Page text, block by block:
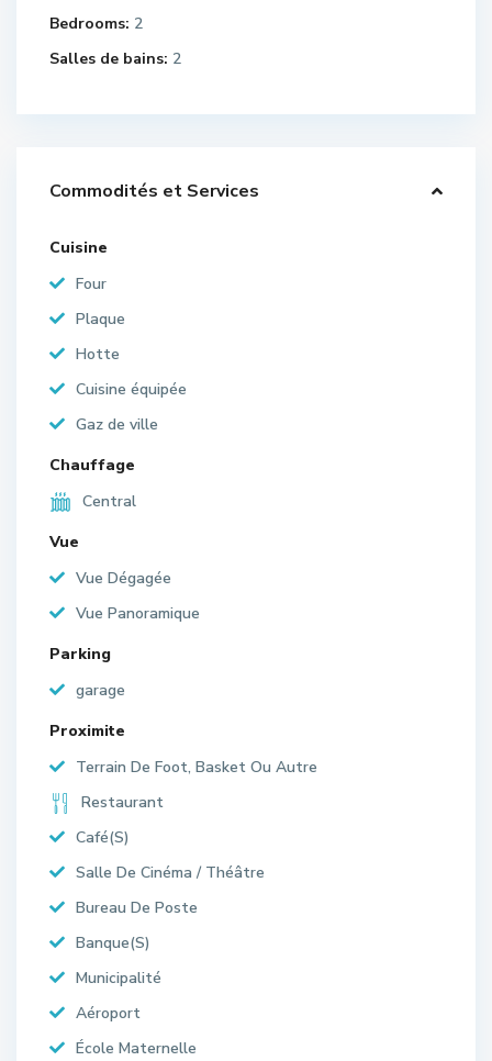
Bedrooms: 2
Salles de bains: 2
Commodités et Services
Cuisine
Four
Plaque
Hotte
Cuisine équipée
Gaz de ville
Chauffage
Central
Vue
Vue Dégagée
Vue Panoramique
Parking
garage
Proximite
Terrain De Foot, Basket Ou Autre
Restaurant
Café(S)
Salle De Cinéma / Théâtre
Bureau De Poste
Banque(S)
Municipalité
Aéroport
École Maternelle